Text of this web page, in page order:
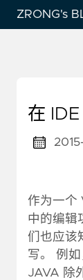
ZRONG's
在
作为一个
中的编辑
们也应该
写。 例
JAVA 除